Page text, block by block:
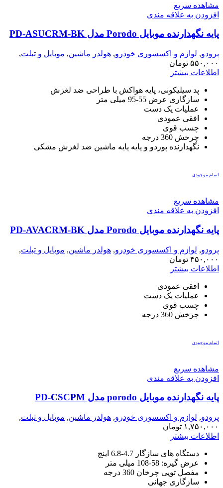
مشاهده سریع
افزودن به علاقه مندی
پایه نگهدارنده موبایل Porodo مدل PD-ASUCRM-BK
پرودو, لوازم و اکسسوری خودرو, هولدر ماشین, موبایل و تبلت,
هولدر
۵۵۰,۰۰۰ تومان
اطلاعات بیشتر
پد سیلیکونی، پایه هواکش با طراحی ضد لغزش
سازگاری عرض 55-95 میلی متر
عملیات یک دست
افقی عمودی
چسب قوی
چرخش 360 درجه
نگهدارنده پوردو و پایه پایه ماشین ضد لغزش مشکی
اتمام موجودی
مشاهده سریع
افزودن به علاقه مندی
پایه نگهدارنده موبایل Porodo مدل PD-AVACRM-BK
پرودو, لوازم و اکسسوری خودرو, هولدر ماشین, موبایل و تبلت,
هولدر
۴۵۰,۰۰۰ تومان
اطلاعات بیشتر
افقی عمودی
عملیات یک دست
چسب قوی
چرخش 360 درجه
اتمام موجودی
مشاهده سریع
افزودن به علاقه مندی
پایه نگهدارنده موبایل porodo مدل PD-CSCPM
پرودو, لوازم و اکسسوری خودرو, هولدر ماشین, موبایل و تبلت,
هولدر
۱,۷۵۰,۰۰۰ تومان
اطلاعات بیشتر
دستگاه های سازگار 4.7-6.8 اینچ
عرض گیره: 58-108 میلی متر
مفصل توپی چرخان 360 درجه
سازگاری جهانی